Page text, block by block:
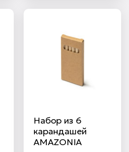
Набор из 6
карандашей
AMAZONIA